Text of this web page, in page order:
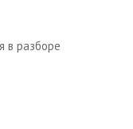
в разборе